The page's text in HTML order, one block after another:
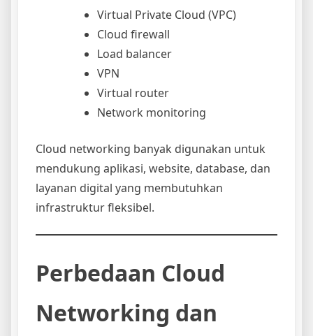
Virtual Private Cloud (VPC)
Cloud firewall
Load balancer
VPN
Virtual router
Network monitoring
Cloud networking banyak digunakan untuk
mendukung aplikasi, website, database, dan
layanan digital yang membutuhkan
infrastruktur fleksibel.
Perbedaan Cloud
Networking dan